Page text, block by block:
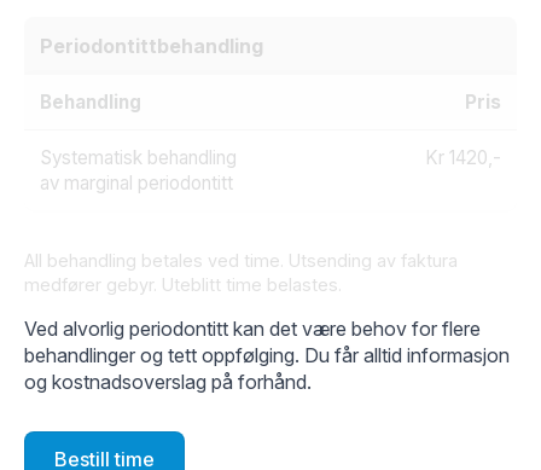
Periodontittbehandling
Behandling Pris
Systematisk behandling
av marginal periodontitt
Kr 1420,-
All behandling betales ved time. Utsending av faktura
medfører gebyr. Uteblitt time belastes.
Ved alvorlig periodontitt kan det være behov for flere
behandlinger og tett oppfølging. Du får alltid informasjon
og kostnadsoverslag på forhånd.
Bestill time